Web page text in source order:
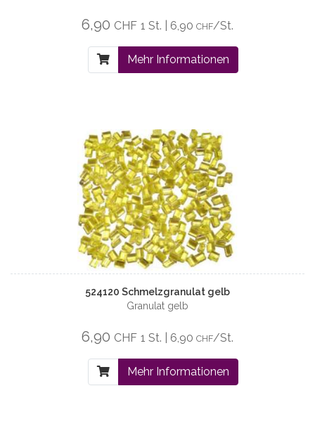
6,90 CHF 1 St. | 6,90 CHF/St.
Mehr Informationen
524120 Schmelzgranulat gelb
Granulat gelb
6,90 CHF 1 St. | 6,90 CHF/St.
Mehr Informationen